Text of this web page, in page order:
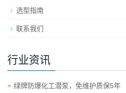
选型指南
联系我们
行业资讯
绿牌防爆化工潜泵，免维护质保5年